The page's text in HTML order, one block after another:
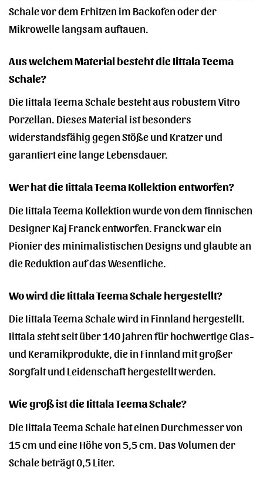
Schale vor dem Erhitzen im Backofen oder der
Mikrowelle langsam auftauen.
Aus welchem Material besteht die Iittala Teema
Schale?
Die Iittala Teema Schale besteht aus robustem Vitro
Porzellan. Dieses Material ist besonders
widerstandsfähig gegen Stöße und Kratzer und
garantiert eine lange Lebensdauer.
Wer hat die Iittala Teema Kollektion entworfen?
Die Iittala Teema Kollektion wurde von dem finnischen
Designer Kaj Franck entworfen. Franck war ein
Pionier des minimalistischen Designs und glaubte an
die Reduktion auf das Wesentliche.
Wo wird die Iittala Teema Schale hergestellt?
Die Iittala Teema Schale wird in Finnland hergestellt.
Iittala steht seit über 140 Jahren für hochwertige Glas-
und Keramikprodukte, die in Finnland mit großer
Sorgfalt und Leidenschaft hergestellt werden.
Wie groß ist die Iittala Teema Schale?
Die Iittala Teema Schale hat einen Durchmesser von
15 cm und eine Höhe von 5,5 cm. Das Volumen der
Schale beträgt 0,5 Liter.